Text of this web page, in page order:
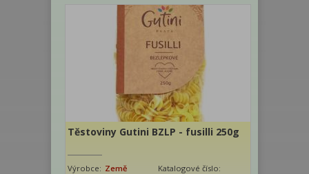
Těstoviny Gutini BZLP - fusilli 250g
Výrobce: Země
Katalogové číslo: